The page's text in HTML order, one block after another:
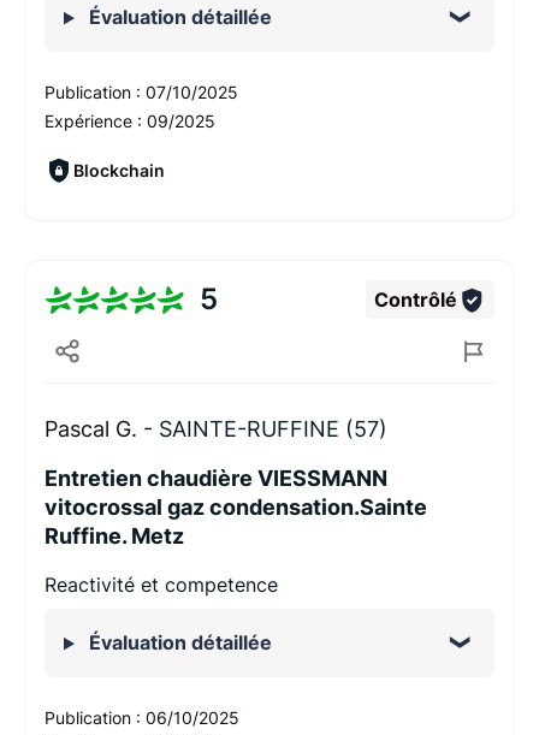
Évaluation détaillée
Publication : 07/10/2025
Expérience : 09/2025
Blockchain
5 Contrôlé
Pascal G. - SAINTE-RUFFINE (57)
Entretien chaudière VIESSMANN
vitocrossal gaz condensation.Sainte
Ruffine. Metz
Reactivité et competence
Évaluation détaillée
Publication : 06/10/2025